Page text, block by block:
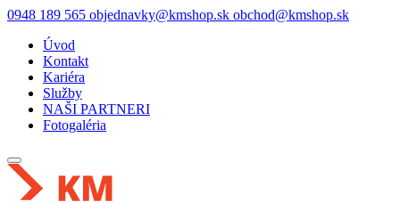
0948 189 565 objednavky@kmshop.sk obchod@kmshop.sk
Úvod
Kontakt
Kariéra
Služby
NAŠI PARTNERI
Fotogaléria